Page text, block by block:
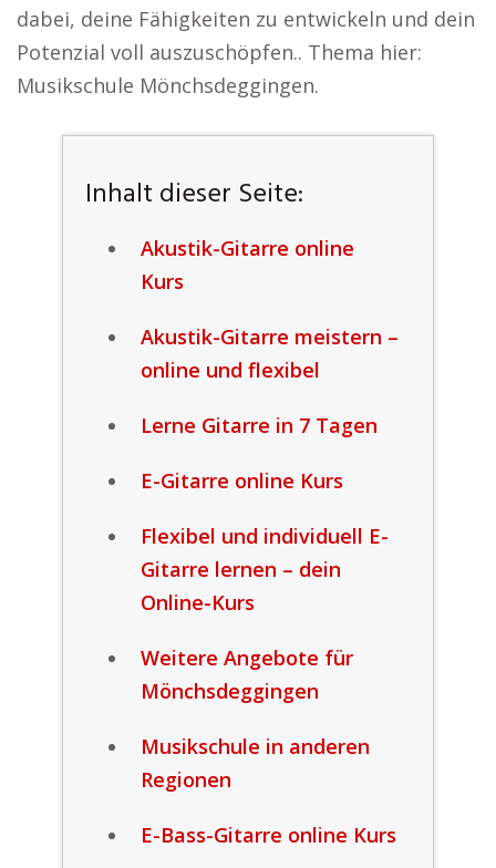
dabei, deine Fähigkeiten zu entwickeln und dein
Potenzial voll auszuschöpfen.. Thema hier:
Musikschule Mönchsdeggingen.
Inhalt dieser Seite:
Akustik-Gitarre online
Kurs
Akustik-Gitarre meistern –
online und flexibel
Lerne Gitarre in 7 Tagen
E-Gitarre online Kurs
Flexibel und individuell E-
Gitarre lernen – dein
Online-Kurs
Weitere Angebote für
Mönchsdeggingen
Musikschule in anderen
Regionen
E-Bass-Gitarre online Kurs